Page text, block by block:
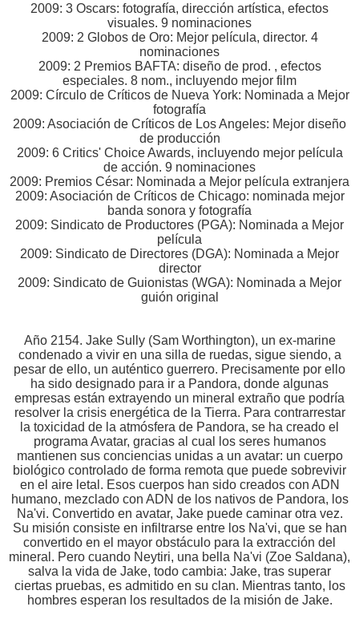
2009: 3 Oscars: fotografía, dirección artística, efectos
visuales. 9 nominaciones
2009: 2 Globos de Oro: Mejor película, director. 4
nominaciones
2009: 2 Premios BAFTA: diseño de prod. , efectos
especiales. 8 nom., incluyendo mejor film
2009: Círculo de Críticos de Nueva York: Nominada a Mejor
fotografía
2009: Asociación de Críticos de Los Angeles: Mejor diseño
de producción
2009: 6 Critics' Choice Awards, incluyendo mejor película
de acción. 9 nominaciones
2009: Premios César: Nominada a Mejor película extranjera
2009: Asociación de Críticos de Chicago: nominada mejor
banda sonora y fotografía
2009: Sindicato de Productores (PGA): Nominada a Mejor
película
2009: Sindicato de Directores (DGA): Nominada a Mejor
director
2009: Sindicato de Guionistas (WGA): Nominada a Mejor
guión original
Año 2154. Jake Sully (Sam Worthington), un ex-marine
condenado a vivir en una silla de ruedas, sigue siendo, a
pesar de ello, un auténtico guerrero. Precisamente por ello
ha sido designado para ir a Pandora, donde algunas
empresas están extrayendo un mineral extraño que podría
resolver la crisis energética de la Tierra. Para contrarrestar
la toxicidad de la atmósfera de Pandora, se ha creado el
programa Avatar, gracias al cual los seres humanos
mantienen sus conciencias unidas a un avatar: un cuerpo
biológico controlado de forma remota que puede sobrevivir
en el aire letal. Esos cuerpos han sido creados con ADN
humano, mezclado con ADN de los nativos de Pandora, los
Na'vi. Convertido en avatar, Jake puede caminar otra vez.
Su misión consiste en infiltrarse entre los Na'vi, que se han
convertido en el mayor obstáculo para la extracción del
mineral. Pero cuando Neytiri, una bella Na'vi (Zoe Saldana),
salva la vida de Jake, todo cambia: Jake, tras superar
ciertas pruebas, es admitido en su clan. Mientras tanto, los
hombres esperan los resultados de la misión de Jake.